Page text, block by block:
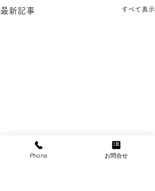
最新記事 すべて表示
Phone お問合せ